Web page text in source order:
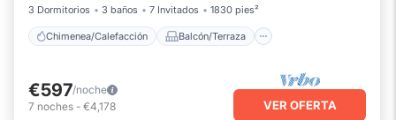
3 Dormitorios
3 baños 7 Invitados 1830 pies²
Chimenea/Calefacción Balcón/Terraza
€597/noche
7 noches - €4,178 VER OFERTA